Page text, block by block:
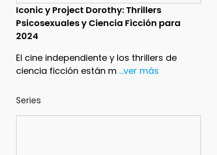
Iconic y Project Dorothy: Thrillers
Psicosexuales y Ciencia Ficción para
2024
El cine independiente y los thrillers de
ciencia ficción están m ...ver más
Series